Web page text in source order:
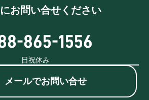
お問い合せください
865-1556
日祝休み
メールでお問い合せ